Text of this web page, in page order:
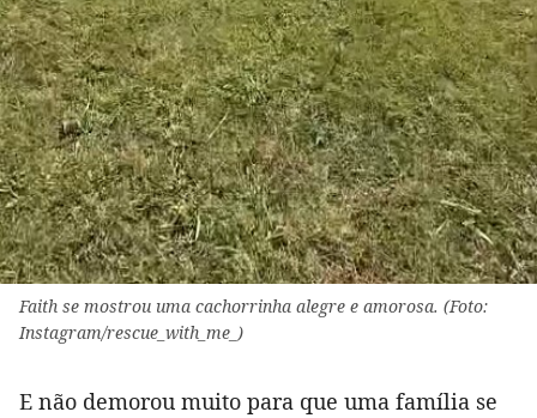
Faith se mostrou uma cachorrinha alegre e amorosa. (Foto:
Instagram/rescue_with_me_)
E não demorou muito para que uma família se